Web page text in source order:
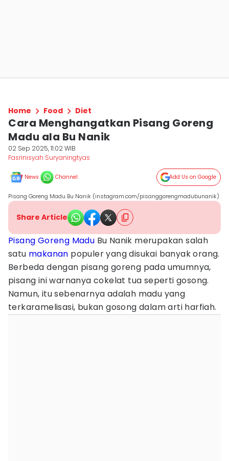
Home Food Diet
Cara Menghangatkan Pisang Goreng
Madu ala Bu Nanik
02 Sep 2025, 11:02 WIB
Fasrinisyah Suryaningtyas
News Channel Add Us on Google
Pisang Goreng Madu Bu Nanik (instagram.com/pisanggorengmadubunanik)
Share Article
Pisang Goreng Madu Bu Nanik merupakan salah
satu makanan populer yang disukai banyak orang.
Berbeda dengan pisang goreng pada umumnya,
pisang ini warnanya cokelat tua seperti gosong.
Namun, itu sebenarnya adalah madu yang
terkaramelisasi, bukan gosong dalam arti harfiah.